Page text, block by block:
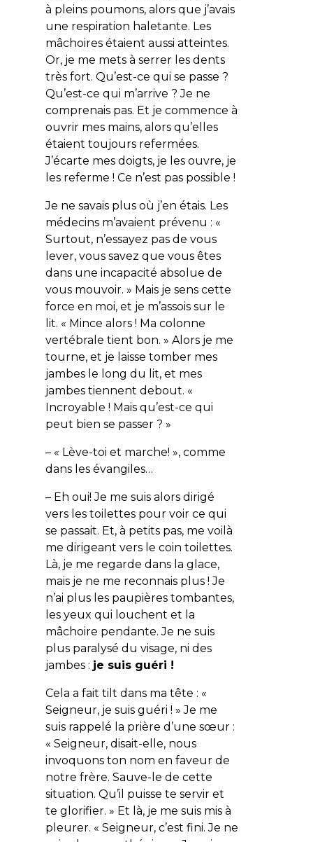
à pleins poumons, alors que j’avais
une respiration haletante. Les
mâchoires étaient aussi atteintes.
Or, je me mets à serrer les dents
très fort. Qu’est-ce qui se passe ?
Qu’est-ce qui m’arrive ? Je ne
comprenais pas. Et je commence à
ouvrir mes mains, alors qu’elles
étaient toujours refermées.
J’écarte mes doigts, je les ouvre, je
les referme ! Ce n’est pas possible !
Je ne savais plus où j’en étais. Les
médecins m’avaient prévenu : «
Surtout, n’essayez pas de vous
lever, vous savez que vous êtes
dans une incapacité absolue de
vous mouvoir. » Mais je sens cette
force en moi, et je m’assois sur le
lit. « Mince alors ! Ma colonne
vertébrale tient bon. » Alors je me
tourne, et je laisse tomber mes
jambes le long du lit, et mes
jambes tiennent debout. «
Incroyable ! Mais qu’est-ce qui
peut bien se passer ? »
– « Lève-toi et marche! », comme
dans les évangiles…
– Eh oui! Je me suis alors dirigé
vers les toilettes pour voir ce qui
se passait. Et, à petits pas, me voilà
me dirigeant vers le coin toilettes.
Là, je me regarde dans la glace,
mais je ne me reconnais plus ! Je
n’ai plus les paupières tombantes,
les yeux qui louchent et la
mâchoire pendante. Je ne suis
plus paralysé du visage, ni des
jambes : je suis guéri !
Cela a fait tilt dans ma tête : «
Seigneur, je suis guéri ! » Je me
suis rappelé la prière d’une sœur :
« Seigneur, disait-elle, nous
invoquons ton nom en faveur de
notre frère. Sauve-le de cette
situation. Qu’il puisse te servir et
te glorifier. » Et là, je me suis mis à
pleurer. « Seigneur, c’est fini. Je ne